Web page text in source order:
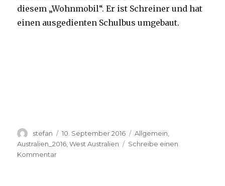
diesem „Wohnmobil“. Er ist Schreiner und hat
einen ausgedienten Schulbus umgebaut.
Autor
stefan
Veröffentlicht
am
10. September 2016 Kategorien
Allgemein
Australien_2016 ,West Australien
Schreibe einen
Kommentarzu